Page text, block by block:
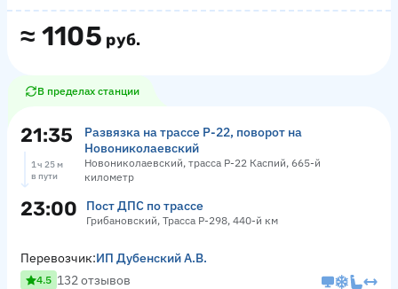
≈ 1105 руб.
В пределах станции
21:35
Развязка на трассе Р-22, поворот на
Новониколаевский
Новониколаевский, трасса Р-22 Каспий, 665-й
километр
1 ч 25 м
в пути
23:00 Пост ДПС по трассе
Грибановский, Трасса Р-298, 440-й км
Перевозчик:ИП Дубенский А.В.
4.5 132 отзывов